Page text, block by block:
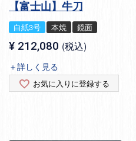
【富士山】牛刀
白紙3号 本焼 鏡面
¥ 212,080 税込
＋詳しく見る
お気に入りに登録する